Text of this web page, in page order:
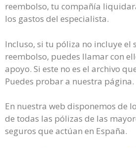
reembolso, tu compañía
los gastos del especialista.
Incluso, si tu póliza no incluye el
reembolso, puedes llamar con
apoyo. Si este no es el archivo
Puedes probar a nuestra página.
En nuestra web disponemos de
de todas las pólizas de las
seguros que actúan en España.